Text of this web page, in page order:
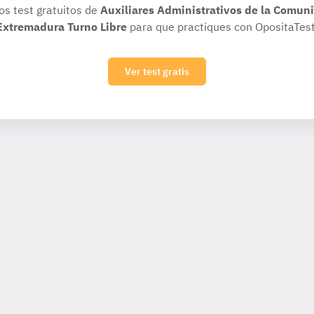
test gratuitos de Auxiliares Administrativos de la
Turno Libre para que practiques con
Ver test gratis